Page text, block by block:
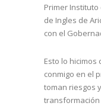
Primer
de Ingles de
con el
Esto lo
conmigo en el
toman riesgos
transformación